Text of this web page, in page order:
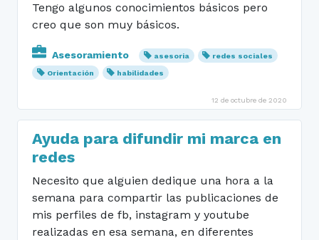
Tengo algunos conocimientos básicos pero
creo que son muy básicos.
Asesoramiento asesoria
redes sociales
Orientación
habilidades
12 de octubre de 2020
Ayuda para difundir mi marca en
redes
Necesito que alguien dedique una hora a la
semana para compartir las publicaciones de
mis perfiles de fb, instagram y youtube
realizadas en esa semana, en diferentes